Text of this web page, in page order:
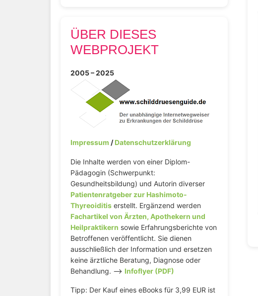
ÜBER DIESES
WEBPROJEKT
2005 – 2025
Impressum /Datenschutzerklärung
Die Inhalte werden von einer Diplom-
Pädagogin (Schwerpunkt:
Gesundheitsbildung) und Autorin diverser
Patientenratgeber zur Hashimoto-
Thyreoiditis erstellt. Ergänzend werden
Fachartikel von Ärzten, Apothekern und
Heilpraktikern sowie Erfahrungsberichte von
Betroffenen veröffentlicht. Sie dienen
ausschließlich der Information und ersetzen
keine ärztliche Beratung, Diagnose oder
Behandlung. –> Infoflyer (PDF)
Tipp: Der Kauf eines eBooks für 3,99 EUR ist